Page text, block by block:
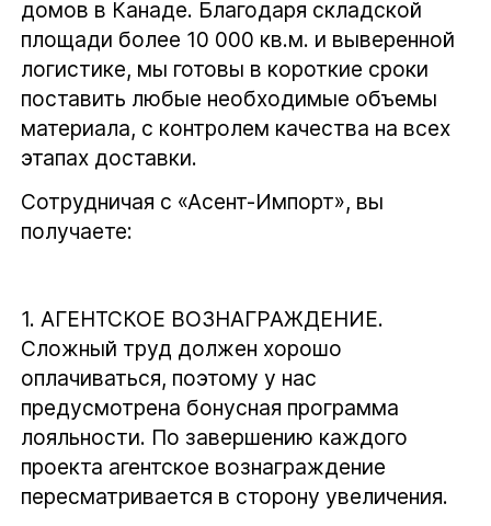
домов в Канаде. Благодаря складской
площади более 10 000 кв.м. и выверенной
логистике, мы готовы в короткие сроки
поставить любые необходимые объемы
материала, с контролем качества на всех
этапах доставки.
Сотрудничая с «Асент-Импорт», вы
получаете:
1. АГЕНТСКОЕ ВОЗНАГРАЖДЕНИЕ.
Сложный труд должен хорошо
оплачиваться, поэтому у нас
предусмотрена бонусная программа
лояльности. По завершению каждого
проекта агентское вознаграждение
пересматривается в сторону увеличения.